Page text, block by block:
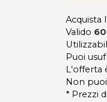
Acquista
Valido
Puoi
L'offerta
Non
* Prezzi